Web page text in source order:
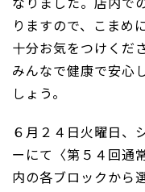
なりました。店内で
りますので、こまめ
十分お気をつけくだ
みんなで健康で安心
しょう。
６月２４日火曜日、
ーにて〈第５４回通
内の各ブロックから